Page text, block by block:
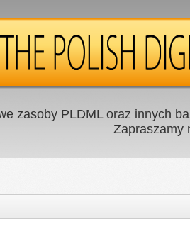
zasoby PLDML oraz innych
Zapraszamy